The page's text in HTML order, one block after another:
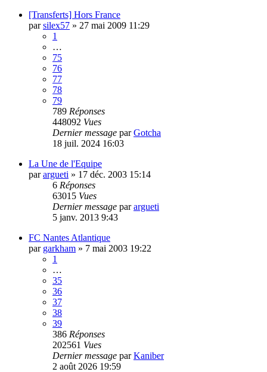
[Transferts] Hors France
parsilex57 » 27 mai 2009 11:29
1
…
75
76
77
78
79
789 Réponses
448092 Vues
Dernier message parGotcha
18 juil. 2024 16:03
La Une de l'Equipe
parargueti » 17 déc. 2003 15:14
6 Réponses
63015 Vues
Dernier message parargueti
5 janv. 2013 9:43
FC Nantes Atlantique
par garkham » 7 mai 2003 19:22
1
…
35
36
37
38
39
386 Réponses
202561 Vues
Dernier message parKaniber
2 août 2026 19:59